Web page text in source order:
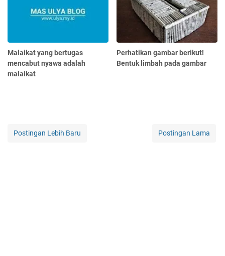
Malaikat yang bertugas
mencabut nyawa adalah
malaikat
Perhatikan gambar berikut!
Bentuk limbah pada gambar
Postingan Lebih Baru Postingan Lama